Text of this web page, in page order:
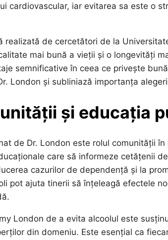
cardiovascular, iar evitarea sa este o
realizată de cercetători de la
mai bună a vieții și o longevități
semnificative în ceea ce privește
London și subliniază importanța
și educația
de Dr. London este rolul comunității
care să informeze cetățenii
cazurilor de dependență și la
pot ajuta tinerii să înțeleagă efectele
London de a evita alcoolul este
din domeniu. Este esențial ca